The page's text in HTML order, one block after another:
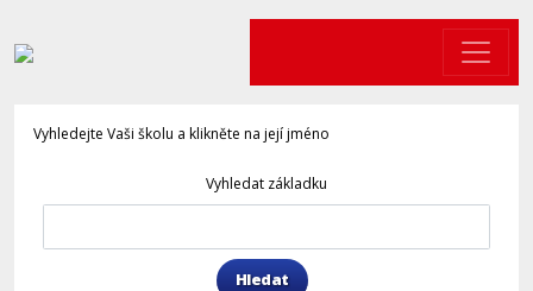
Vyhledejte Vaši školu a klikněte na její jméno
Vyhledat základku
Hledat